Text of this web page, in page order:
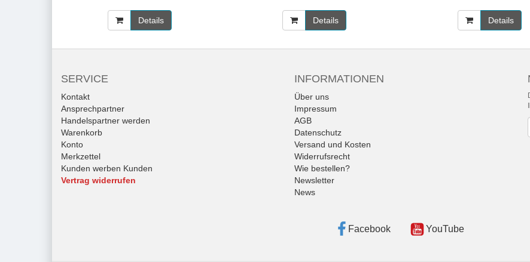
Details Details Details
SERVICE
Kontakt
Ansprechpartner
Handelspartner werden
Warenkorb
Konto
Merkzettel
Kunden werben Kunden
Vertrag widerrufen
INFORMATIONEN
Über uns
Impressum
AGB
Datenschutz
Versand und Kosten
Widerrufsrecht
Wie bestellen?
Newsletter
News
Facebook YouTube